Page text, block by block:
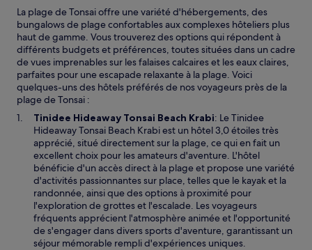
La plage de Tonsai offre une variété d'hébergements, des
bungalows de plage confortables aux complexes hôteliers plus
haut de gamme. Vous trouverez des options qui répondent à
différents budgets et préférences, toutes situées dans un cadre
de vues imprenables sur les falaises calcaires et les eaux claires,
parfaites pour une escapade relaxante à la plage. Voici
quelques-uns des hôtels préférés de nos voyageurs près de la
plage de Tonsai :
Tinidee Hideaway Tonsai Beach Krabi: Le Tinidee
Hideaway Tonsai Beach Krabi est un hôtel 3,0 étoiles très
apprécié, situé directement sur la plage, ce qui en fait un
excellent choix pour les amateurs d'aventure. L'hôtel
bénéficie d'un accès direct à la plage et propose une variété
d'activités passionnantes sur place, telles que le kayak et la
randonnée, ainsi que des options à proximité pour
l'exploration de grottes et l'escalade. Les voyageurs
fréquents apprécient l'atmosphère animée et l'opportunité
de s'engager dans divers sports d'aventure, garantissant un
séjour mémorable rempli d'expériences uniques.